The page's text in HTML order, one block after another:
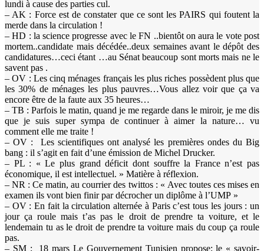
lundi à cause des parties cul.
– AK : Force est de constater que ce sont les PAIRS qui foutent la
merde dans la circulation !
– HD : la science progresse avec le FN ..bientôt on aura le vote post
mortem..candidate mais décédée..deux semaines avant le dépôt des
candidatures…ceci étant …au Sénat beaucoup sont morts mais ne le
savent pas .
– OV : Les cinq ménages français les plus riches possèdent plus que
les 30% de ménages les plus pauvres…Vous allez voir que ça va
encore être de la faute aux 35 heures…
– TB : Parfois le matin, quand je me regarde dans le miroir, je me dis
que je suis super sympa de continuer à aimer la nature… vu
comment elle me traite !
– OV : Les scientifiques ont analysé les premières ondes du Big
bang : il s’agit en fait d’une émission de Michel Drucker.
– PL : « Le plus grand déficit dont souffre la France n’est pas
économique, il est intellectuel. » Matière à réflexion.
– NR : Ce matin, au courrier des twittos : « Avec toutes ces mises en
examen ils vont bien finir par décrocher un diplôme à l’UMP »
– OV : En fait la circulation alternée à Paris c’est tous les jours : un
jour ça roule mais t’as pas le droit de prendre ta voiture, et le
lendemain tu as le droit de prendre ta voiture mais du coup ça roule
pas.
– SM : 18 mars Le Gouvernement Tunisien propose: le « savoir-